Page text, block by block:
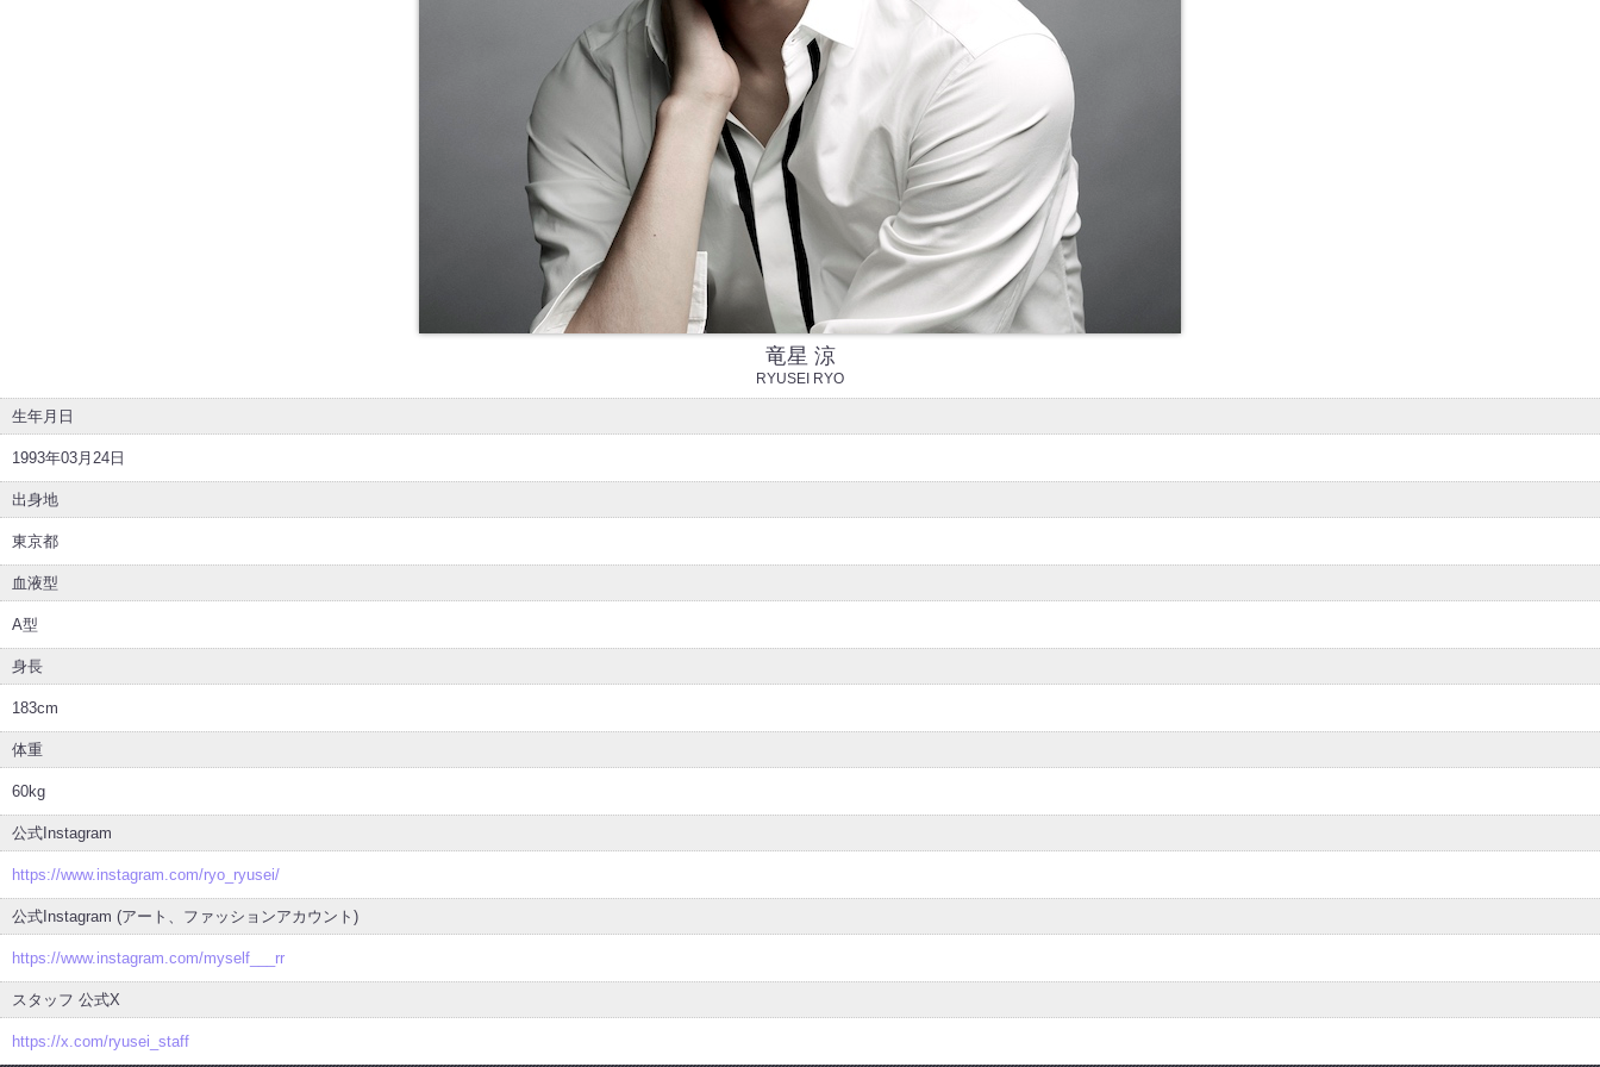
竜星 涼
RYUSEI RYO
生年月日
1993年03月24日
出身地
東京都
血液型
A型
身長
183cm
体重
60kg
公式Instagram
https://www.instagram.com/ryo_ryusei/
公式Instagram (アート、ファッションアカウント)
https://www.instagram.com/myself___rr
スタッフ 公式X
https://x.com/ryusei_staff